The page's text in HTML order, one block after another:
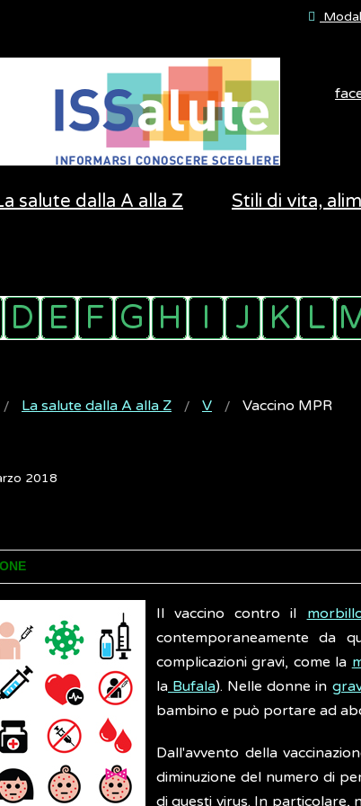
salute dalla A alla Z Stili di vita,
La salute dalla A alla Z V Vaccino MPR
2018
Il vaccino contro il
contemporaneamente da
complicazioni gravi, come la
la Bufala). Nelle donne in
bambino e può portare ad
Dall'avvento della
diminuzione del numero di
di questi virus. In particolare,